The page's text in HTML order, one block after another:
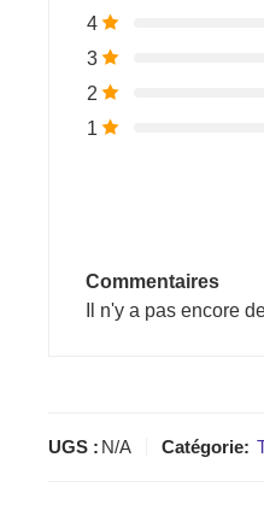
4
3
2
1
Commentaires
Il n'y a pas encore
UGS : N/A Catégorie: